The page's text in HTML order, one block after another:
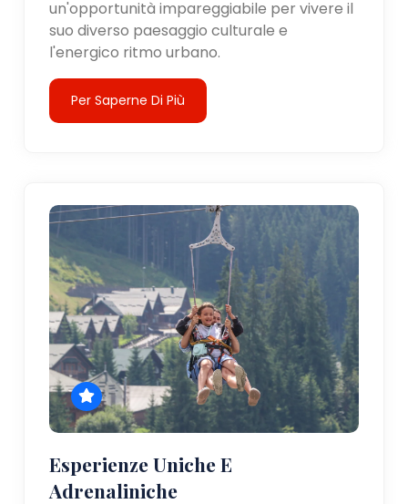
un'opportunità impareggiabile per vivere il
suo diverso paesaggio culturale e
l'energico ritmo urbano.
Per Saperne Di Più
Esperienze Uniche E
Adrenaliniche